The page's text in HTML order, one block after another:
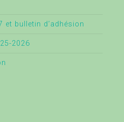
bulletin d’adhésion
2026